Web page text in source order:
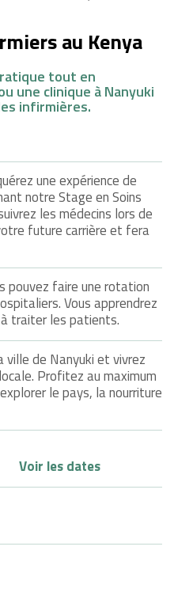
au Kenya
tout en
une clinique à Nanyuki
infirmières.
une expérience de
notre Stage en Soins
les médecins lors de
future carrière et fera
pouvez faire une rotation
Vous apprendrez
traiter les patients.
ville de Nanyuki et vivrez
Profitez au maximum
le pays, la nourriture
Voir les dates